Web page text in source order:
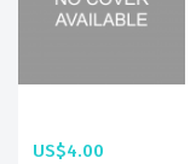
US$4.00